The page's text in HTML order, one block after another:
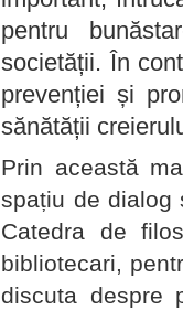
pentru
societății. În
prevenției și
sănătății
Prin această
spațiu de dialog
Catedra de
bibliotecari,
discuta despre